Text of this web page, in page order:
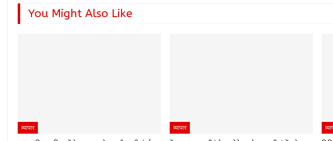
You Might Also Like
व्यापार व्यापार